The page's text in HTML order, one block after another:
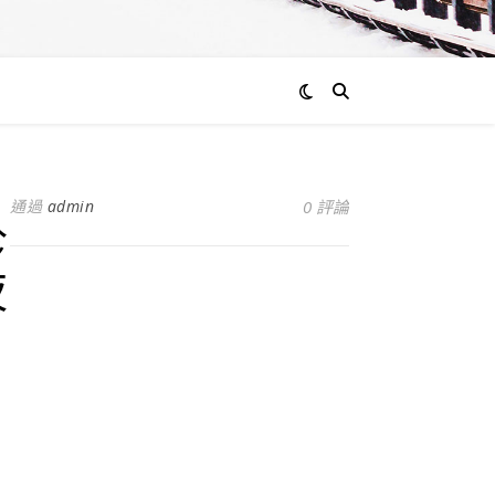
通過 admin 0 評論